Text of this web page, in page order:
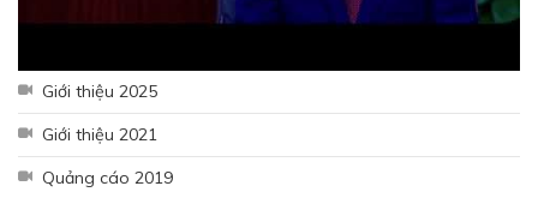
Giới thiệu 2025
Giới thiệu 2021
Quảng cáo 2019
Bám sát thị trường khu vực Đồng Tháp - Cần Thơ – Cà Mau –
An Giang – Phú Quốc - Tăng cường kết nối, chủ động thích ứng